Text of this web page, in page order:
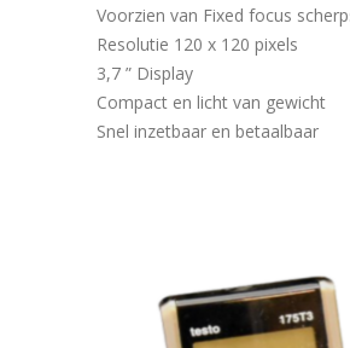
Voorzien van Fixed focus
Resolutie 120 x 120 pixels
3,7 ” Display
Compact en licht van gewicht
Snel inzetbaar en betaalbaar